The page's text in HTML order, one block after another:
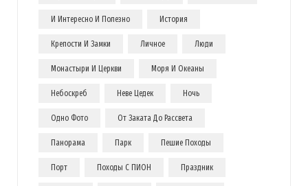
И Интересно И Полезно История
Крепости И Замки Личное Люди
Монастыри И Церкви Моря И Океаны
Небоскреб Неве Цедек Ночь
Одно Фото От Заката До Рассвета
Панорама Парк Пешие Походы
Порт Походы С ПИОН Праздник